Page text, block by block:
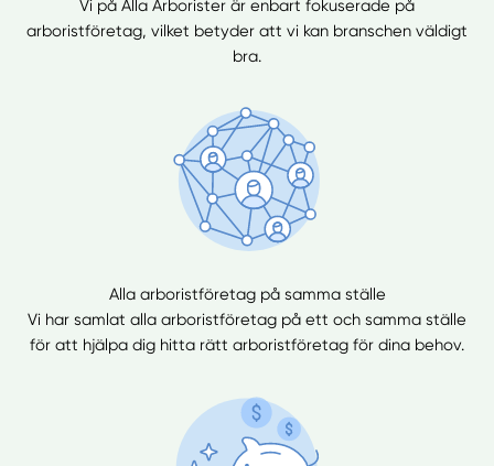
Vi på Alla Arborister är enbart fokuserade på
arboristföretag, vilket betyder att vi kan branschen väldigt
bra.
Alla arboristföretag på samma ställe
Vi har samlat alla arboristföretag på ett och samma ställe
för att hjälpa dig hitta rätt arboristföretag för dina behov.